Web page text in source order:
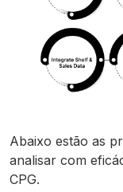
Abaixo estão as
analisar com
CPG.